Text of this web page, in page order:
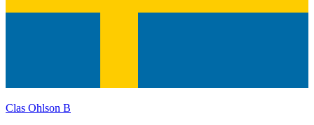
Clas Ohlson B